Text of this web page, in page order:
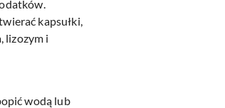
kapsułki,
lizozym i
wodą lub